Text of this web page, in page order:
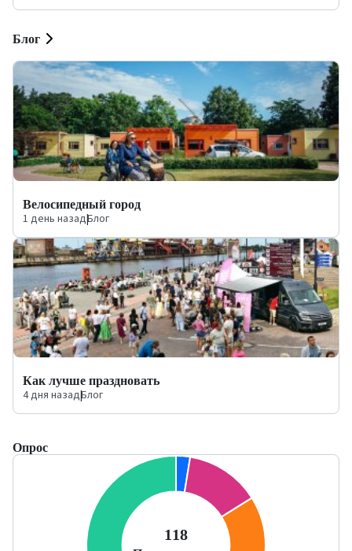
Блог
Велосипедный город
1 день назад|Блог
Как лучше праздновать
4 дня назад|Блог
Опрос